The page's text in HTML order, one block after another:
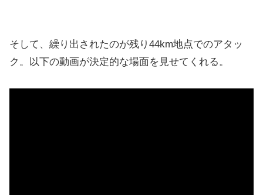
そして、繰り出されたのが残り44km地点でのアタッ
ク。以下の動画が決定的な場面を見せてくれる。